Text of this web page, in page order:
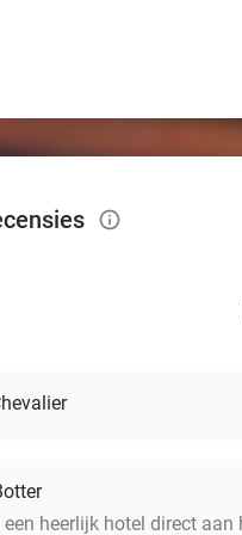
info_outlined
een heerlijk hotel direct